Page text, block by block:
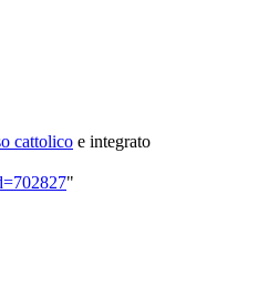
cattolico e integrato
"